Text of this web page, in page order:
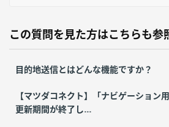
この質問を見た方はこちらも参
目的地送信とはどんな機能ですか？
【マツダコネクト】「ナビゲーション
更新期間が終了し...